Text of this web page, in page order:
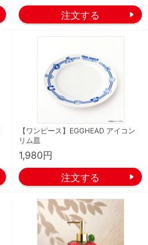
【ワンピース】EGGHEAD アイコン
リム皿
1,980円